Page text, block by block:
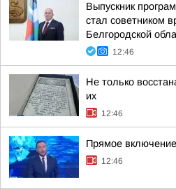
Выпускник
стал советником
Белгородской
12:46
Не только
их
12:46
Прямое
12:46